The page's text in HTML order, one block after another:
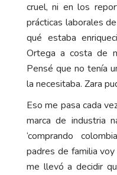
cruel, ni en los
prácticas laborales
qué estaba
Ortega a costa de
Pensé que no tenía
la necesitaba. Zara
Eso me pasa cada
marca de industria
‘comprando
padres de familia
me llevó a decidir